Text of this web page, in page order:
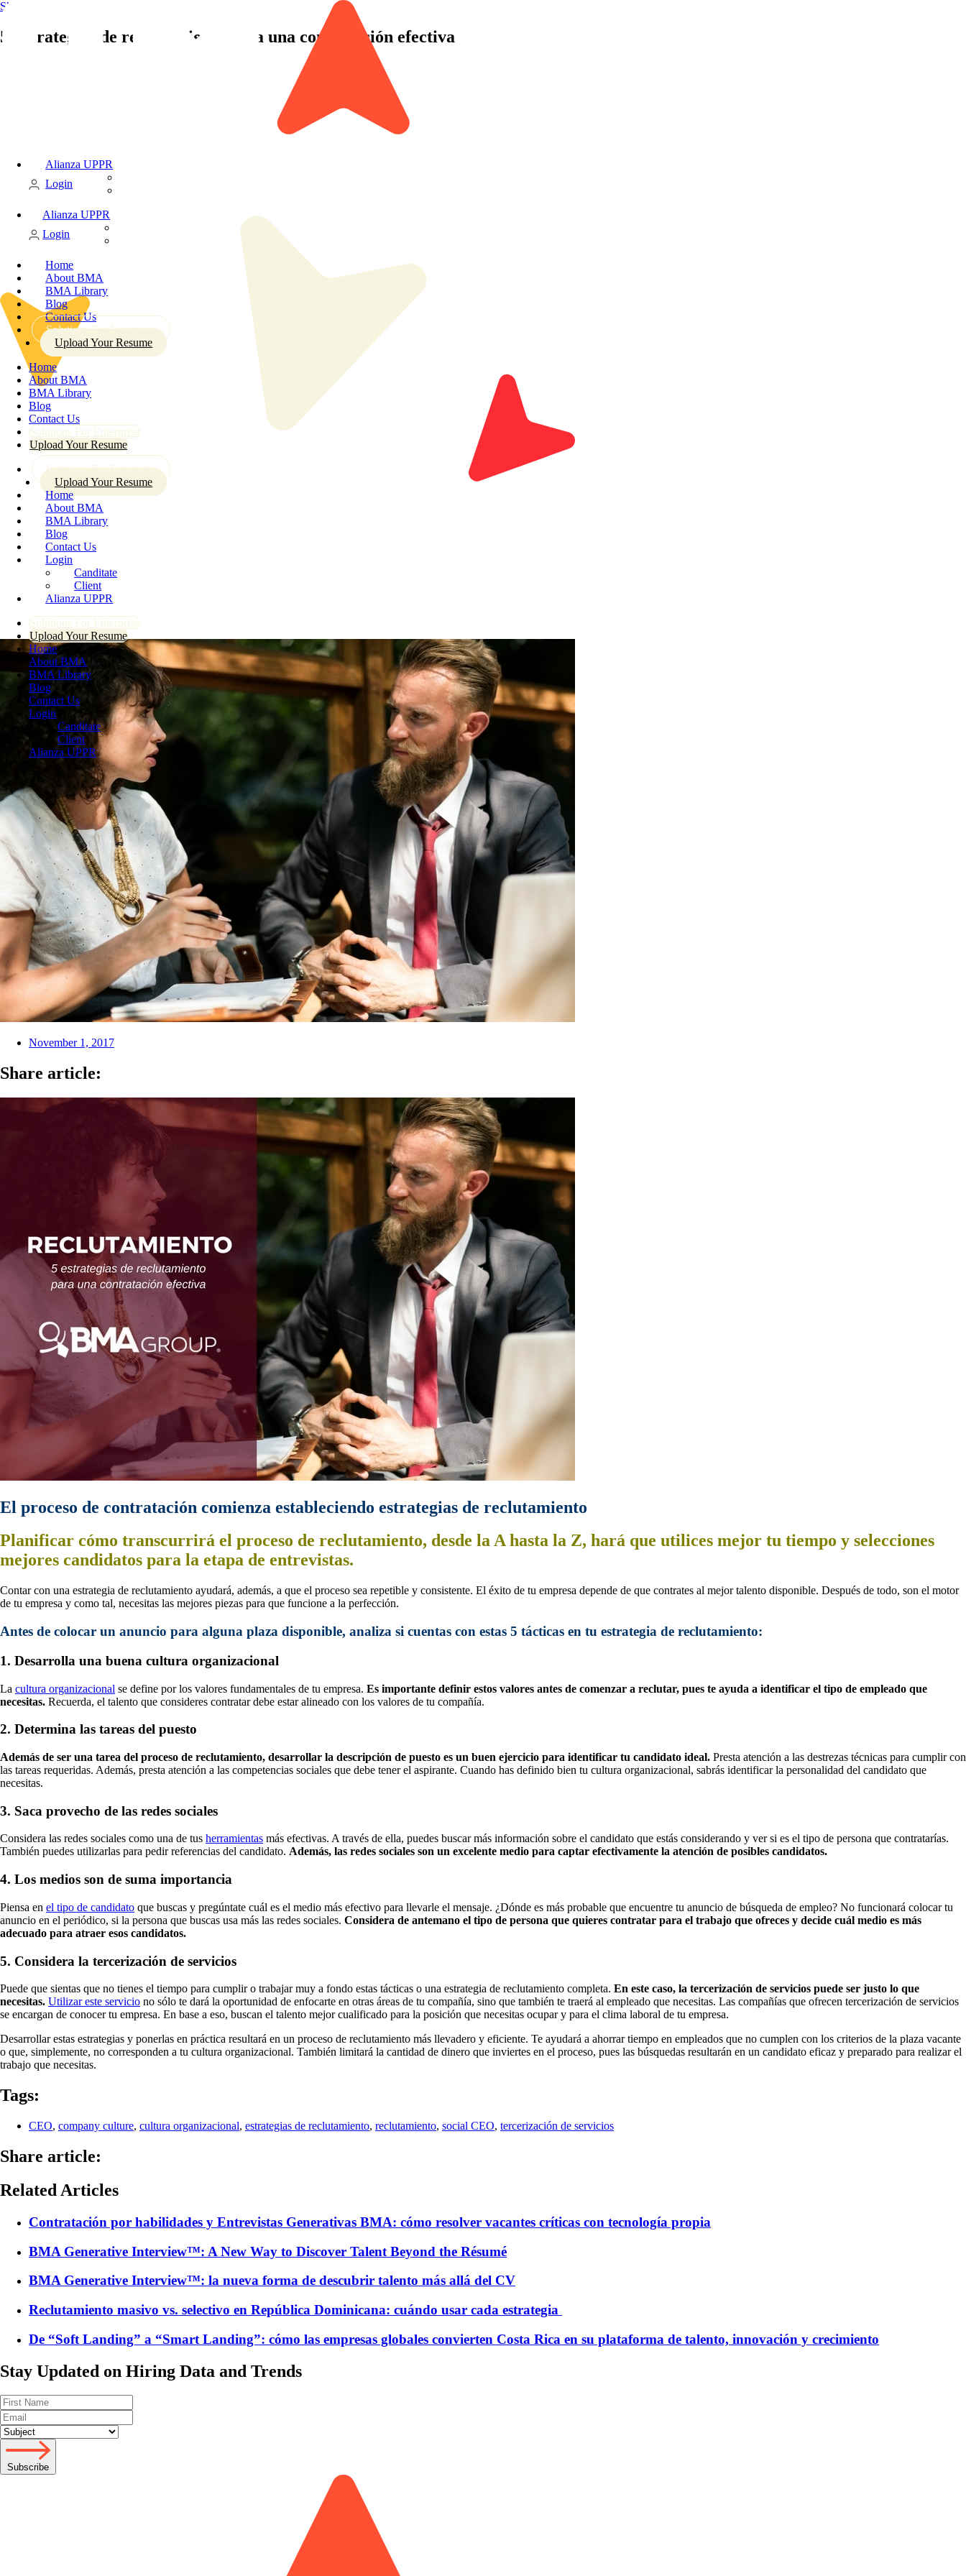
Skip to content
Alianza UPPR
Login
Alianza UPPR
Login
Home
About BMA
BMA Library
Blog
Contact Us
Solutions For Enterprise
Upload Your Resume
Home
About BMA
BMA Library
Blog
Contact Us
Solutions For Enterprise
Upload Your Resume
Solutions For Enterprise
Upload Your Resume
Home
About BMA
BMA Library
Blog
Contact Us
Login
Canditate
Client
Alianza UPPR
Solutions For Enterprise
Upload Your Resume
Home
About BMA
BMA Library
Blog
Contact Us
Login
Canditate
Client
Alianza UPPR
5 Estrategias de reclutamiento para una contratación efectiva
November 1, 2017
Share article:
El proceso de contratación comienza estableciendo estrategias de reclutamiento
Planificar cómo transcurrirá el proceso de reclutamiento, desde la A hasta la Z, hará que utilices mejor tu tiempo y selecciones
mejores candidatos para la etapa de entrevistas.
Contar con una estrategia de reclutamiento ayudará, además, a que el proceso sea repetible y consistente. El éxito de tu empresa depende de que contrates al mejor talento disponible. Después de todo, son el motor
de tu empresa y como tal, necesitas las mejores piezas para que funcione a la perfección.
Antes de colocar un anuncio para alguna plaza disponible, analiza si cuentas con estas 5 tácticas en tu estrategia de reclutamiento:
1. Desarrolla una buena cultura organizacional
La cultura organizacional se define por los valores fundamentales de tu empresa. Es importante definir estos valores antes de comenzar a reclutar, pues te ayuda a identificar el tipo de empleado que
necesitas. Recuerda, el talento que consideres contratar debe estar alineado con los valores de tu compañía.
2. Determina las tareas del puesto
Además de ser una tarea del proceso de reclutamiento, desarrollar la descripción de puesto es un buen ejercicio para identificar tu candidato ideal. Presta atención a las destrezas técnicas para cumplir con
las tareas requeridas. Además, presta atención a las competencias sociales que debe tener el aspirante. Cuando has definido bien tu cultura organizacional, sabrás identificar la personalidad del candidato que
necesitas.
3. Saca provecho de las redes sociales
Considera las redes sociales como una de tus herramientas más efectivas. A través de ella, puedes buscar más información sobre el candidato que estás considerando y ver si es el tipo de persona que contratarías.
También puedes utilizarlas para pedir referencias del candidato. Además, las redes sociales son un excelente medio para captar efectivamente la atención de posibles candidatos.
4. Los medios son de suma importancia
Piensa en el tipo de candidato que buscas y pregúntate cuál es el medio más efectivo para llevarle el mensaje. ¿Dónde es más probable que encuentre tu anuncio de búsqueda de empleo? No funcionará colocar tu
anuncio en el periódico, si la persona que buscas usa más las redes sociales. Considera de antemano el tipo de persona que quieres contratar para el trabajo que ofreces y decide cuál medio es más
adecuado para atraer esos candidatos.
5. Considera la tercerización de servicios
Puede que sientas que no tienes el tiempo para cumplir o trabajar muy a fondo estas tácticas o una estrategia de reclutamiento completa. En este caso, la tercerización de servicios puede ser justo lo que
necesitas. Utilizar este servicio no sólo te dará la oportunidad de enfocarte en otras áreas de tu compañía, sino que también te traerá al empleado que necesitas. Las compañías que ofrecen tercerización de servicios
se encargan de conocer tu empresa. En base a eso, buscan el talento mejor cualificado para la posición que necesitas ocupar y para el clima laboral de tu empresa.
Desarrollar estas estrategias y ponerlas en práctica resultará en un proceso de reclutamiento más llevadero y eficiente. Te ayudará a ahorrar tiempo en empleados que no cumplen con los criterios de la plaza vacante
o que, simplemente, no corresponden a tu cultura organizacional. También limitará la cantidad de dinero que inviertes en el proceso, pues las búsquedas resultarán en un candidato eficaz y preparado para realizar el
trabajo que necesitas.
Tags:
CEO, company culture, cultura organizacional, estrategias de reclutamiento, reclutamiento, social CEO, tercerización de servicios
Share article:
Related Articles
Contratación por habilidades y Entrevistas Generativas BMA: cómo resolver vacantes críticas con tecnología propia
BMA Generative Interview™: A New Way to Discover Talent Beyond the Résumé
BMA Generative Interview™: la nueva forma de descubrir talento más allá del CV
Reclutamiento masivo vs. selectivo en República Dominicana: cuándo usar cada estrategia
De “Soft Landing” a “Smart Landing”: cómo las empresas globales convierten Costa Rica en su plataforma de talento, innovación y crecimiento
Stay Updated on Hiring Data and Trends
Subscribe